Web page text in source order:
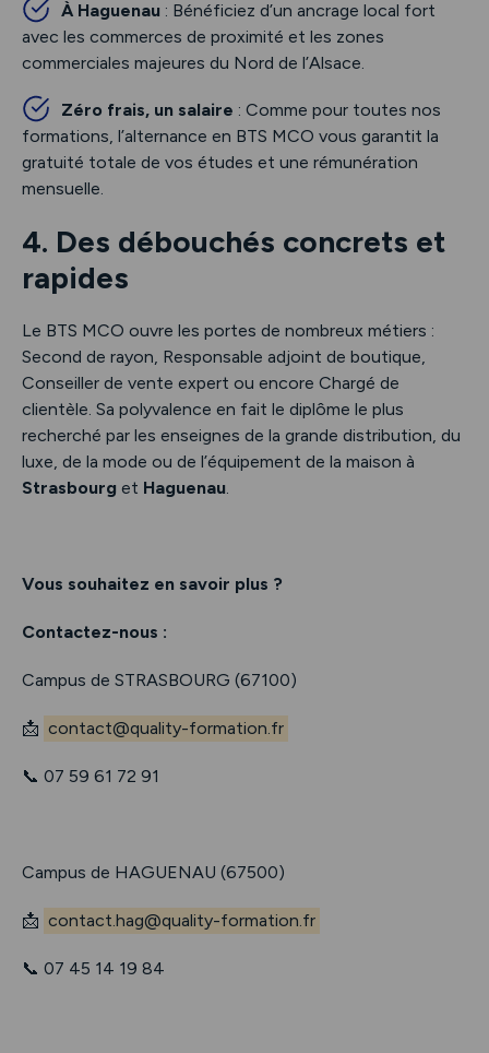
À Haguenau : Bénéficiez d’un ancrage local fort
avec les commerces de proximité et les zones
commerciales majeures du Nord de l’Alsace.
Zéro frais, un salaire : Comme pour toutes nos
formations, l’alternance en BTS MCO vous garantit la
gratuité totale de vos études et une rémunération
mensuelle.
4. Des débouchés concrets et
rapides
Le BTS MCO ouvre les portes de nombreux métiers :
Second de rayon, Responsable adjoint de boutique,
Conseiller de vente expert ou encore Chargé de
clientèle. Sa polyvalence en fait le diplôme le plus
recherché par les enseignes de la grande distribution, du
luxe, de la mode ou de l’équipement de la maison à
Strasbourg et Haguenau.
Vous souhaitez en savoir plus ?
Contactez-nous :
Campus de STRASBOURG (67100)
📩 contact@quality-formation.fr
📞 07 59 61 72 91
Campus de HAGUENAU (67500)
📩 contact.hag@quality-formation.fr
📞 07 45 14 19 84